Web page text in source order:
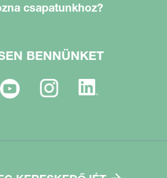
csapatunkhoz?
BENNÜNKET